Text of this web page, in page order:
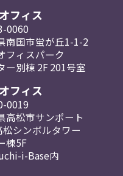
フィス
0060
南国市蛍が丘1-1-2
フィスパーク
ー別棟 2F201号室
フィス
0019
高松市サンポート
松シンボルタワー
棟5F
i-Base内